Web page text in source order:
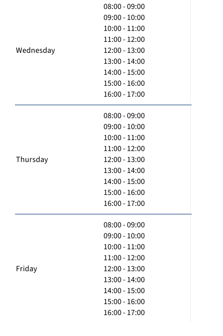
Wednesday
08:00 - 09:00
09:00 - 10:00
10:00 - 11:00
11:00 - 12:00
12:00 - 13:00
13:00 - 14:00
14:00 - 15:00
15:00 - 16:00
16:00 - 17:00
Thursday
08:00 - 09:00
09:00 - 10:00
10:00 - 11:00
11:00 - 12:00
12:00 - 13:00
13:00 - 14:00
14:00 - 15:00
15:00 - 16:00
16:00 - 17:00
Friday
08:00 - 09:00
09:00 - 10:00
10:00 - 11:00
11:00 - 12:00
12:00 - 13:00
13:00 - 14:00
14:00 - 15:00
15:00 - 16:00
16:00 - 17:00